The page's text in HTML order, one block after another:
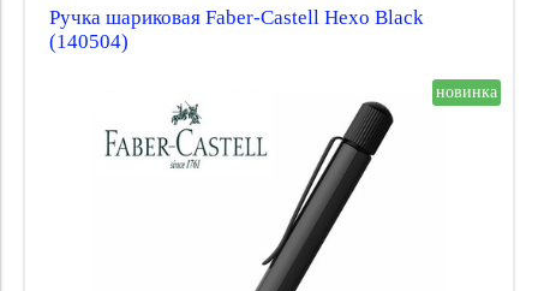
Ручка шариковая Faber-Castell Hexo Black
(140504)
новинка